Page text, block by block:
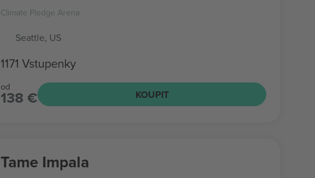
Climate Pledge Arena
Seattle, US
1171 Vstupenky
od
138 € KOUPIT
Tame Impala